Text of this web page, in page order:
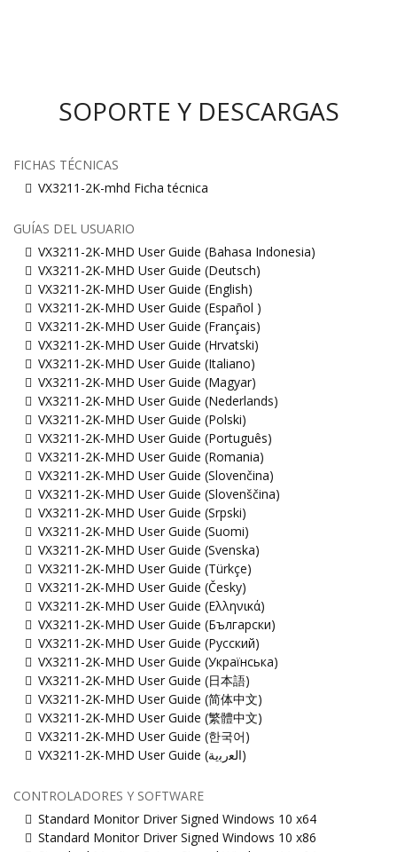
SOPORTE Y DESCARGAS
FICHAS TÉCNICAS
VX3211-2K-mhd Ficha técnica
GUÍAS DEL USUARIO
VX3211-2K-MHD User Guide (Bahasa Indonesia)
VX3211-2K-MHD User Guide (Deutsch)
VX3211-2K-MHD User Guide (English)
VX3211-2K-MHD User Guide (Español )
VX3211-2K-MHD User Guide (Français)
VX3211-2K-MHD User Guide (Hrvatski)
VX3211-2K-MHD User Guide (Italiano)
VX3211-2K-MHD User Guide (Magyar)
VX3211-2K-MHD User Guide (Nederlands)
VX3211-2K-MHD User Guide (Polski)
VX3211-2K-MHD User Guide (Português)
VX3211-2K-MHD User Guide (Romania)
VX3211-2K-MHD User Guide (Slovenčina)
VX3211-2K-MHD User Guide (Slovenščina)
VX3211-2K-MHD User Guide (Srpski)
VX3211-2K-MHD User Guide (Suomi)
VX3211-2K-MHD User Guide (Svenska)
VX3211-2K-MHD User Guide (Türkçe)
VX3211-2K-MHD User Guide (Česky)
VX3211-2K-MHD User Guide (Ελληνικά)
VX3211-2K-MHD User Guide (Български)
VX3211-2K-MHD User Guide (Русский)
VX3211-2K-MHD User Guide (Українська)
VX3211-2K-MHD User Guide (日本語)
VX3211-2K-MHD User Guide (简体中文)
VX3211-2K-MHD User Guide (繁體中文)
VX3211-2K-MHD User Guide (한국어)
VX3211-2K-MHD User Guide (ﺍﻟﻌﺭﺑﻳﺔ)
CONTROLADORES Y SOFTWARE
Standard Monitor Driver Signed Windows 10 x64
Standard Monitor Driver Signed Windows 10 x86